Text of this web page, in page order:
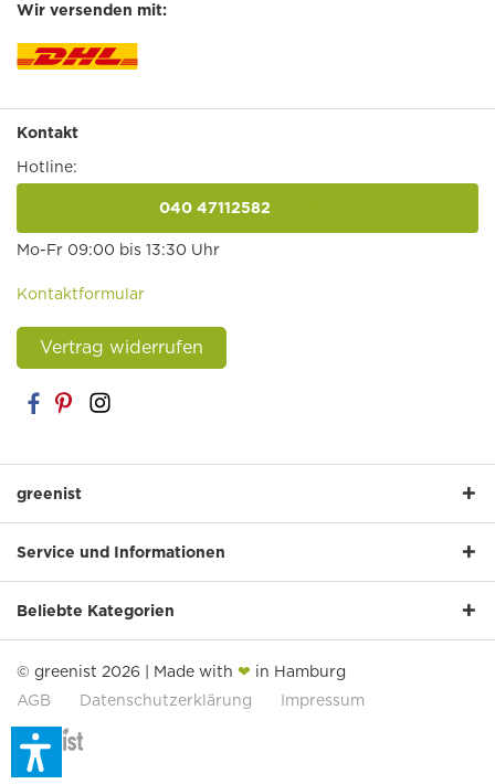
Wir versenden mit:
Kontakt
Hotline:
040 47112582
Mo-Fr 09:00 bis 13:30 Uhr
Kontaktformular
Vertrag widerrufen
greenist
Service und Informationen
Beliebte Kategorien
© greenist 2026 | Made with ❤ in Hamburg
AGB
Datenschutzerklärung Impressum